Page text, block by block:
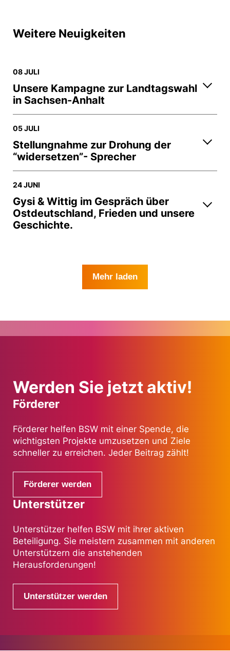
Weitere Neuigkeiten
08 JULI
Unsere Kampagne zur Landtagswahl
in Sachsen-Anhalt
05 JULI
Stellungnahme zur Drohung der
“widersetzen”- Sprecher
24 JUNI
Gysi & Wittig im Gespräch über
Ostdeutschland, Frieden und unsere
Geschichte.
Mehr laden
Werden Sie jetzt aktiv!
Förderer
Förderer helfen BSW mit einer Spende, die
wichtigsten Projekte umzusetzen und Ziele
schneller zu erreichen. Jeder Beitrag zählt!
Förderer werden
Unterstützer
Unterstützer helfen BSW mit ihrer aktiven
Beteiligung. Sie meistern zusammen mit anderen
Unterstützern die anstehenden
Herausforderungen!
Unterstützer werden